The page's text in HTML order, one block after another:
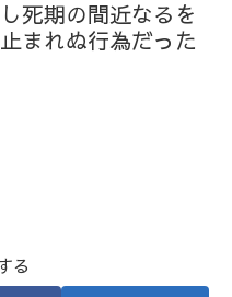
死期の間近なるを
まれぬ行為だった
る